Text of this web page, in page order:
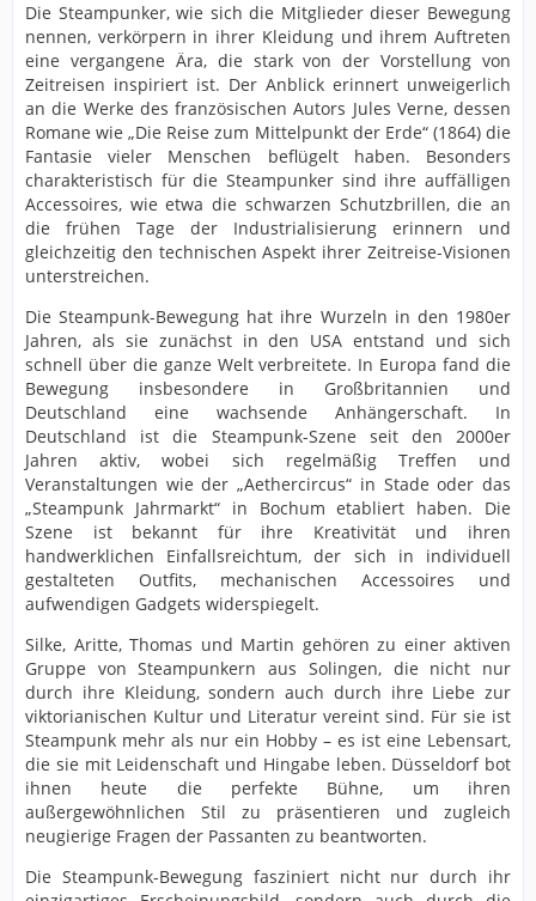
Die Steampunker, wie sich die Mitglieder dieser Bewegung
nennen, verkörpern in ihrer Kleidung und ihrem Auftreten
eine vergangene Ära, die stark von der Vorstellung von
Zeitreisen inspiriert ist. Der Anblick erinnert unweigerlich
an die Werke des französischen Autors Jules Verne, dessen
Romane wie „Die Reise zum Mittelpunkt der Erde“ (1864) die
Fantasie vieler Menschen beflügelt haben. Besonders
charakteristisch für die Steampunker sind ihre auffälligen
Accessoires, wie etwa die schwarzen Schutzbrillen, die an
die frühen Tage der Industrialisierung erinnern und
gleichzeitig den technischen Aspekt ihrer Zeitreise-Visionen
unterstreichen.
Die Steampunk-Bewegung hat ihre Wurzeln in den 1980er
Jahren, als sie zunächst in den USA entstand und sich
schnell über die ganze Welt verbreitete. In Europa fand die
Bewegung insbesondere in Großbritannien und
Deutschland eine wachsende Anhängerschaft. In
Deutschland ist die Steampunk-Szene seit den 2000er
Jahren aktiv, wobei sich regelmäßig Treffen und
Veranstaltungen wie der „Aethercircus“ in Stade oder das
„Steampunk Jahrmarkt“ in Bochum etabliert haben. Die
Szene ist bekannt für ihre Kreativität und ihren
handwerklichen Einfallsreichtum, der sich in individuell
gestalteten Outfits, mechanischen Accessoires und
aufwendigen Gadgets widerspiegelt.
Silke, Aritte, Thomas und Martin gehören zu einer aktiven
Gruppe von Steampunkern aus Solingen, die nicht nur
durch ihre Kleidung, sondern auch durch ihre Liebe zur
viktorianischen Kultur und Literatur vereint sind. Für sie ist
Steampunk mehr als nur ein Hobby – es ist eine Lebensart,
die sie mit Leidenschaft und Hingabe leben. Düsseldorf bot
ihnen heute die perfekte Bühne, um ihren
außergewöhnlichen Stil zu präsentieren und zugleich
neugierige Fragen der Passanten zu beantworten.
Die Steampunk-Bewegung fasziniert nicht nur durch ihr